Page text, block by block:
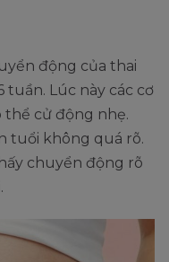
động của thai
tuần. Lúc này các cơ
thể cử động nhẹ.
tuổi không quá rõ.
chuyển động rõ